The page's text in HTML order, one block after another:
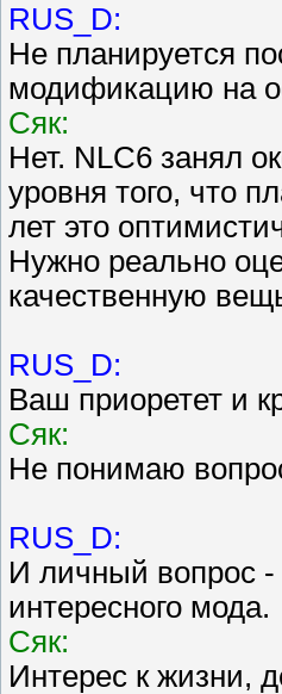
RUS_D:
Не планируется
модификацию на
Сяк:
Нет. NLC6 занял
уровня того, что
лет это
Нужно реально
качественную
RUS_D:
Ваш приоретет и
Сяк:
Не понимаю
RUS_D:
И личный вопрос -
интересного мода.
Сяк:
Интерес к жизни,